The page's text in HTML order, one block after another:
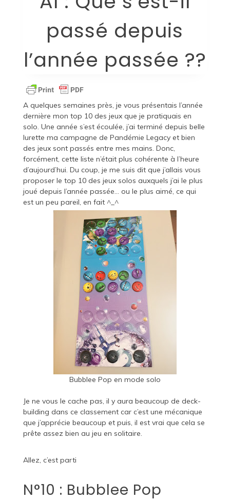
passé depuis
l’année passée ??
A quelques semaines près, je vous présentais l’année
dernière mon top 10 des jeuxque je pratiquais en
solo. Une année s’est écoulée, j’ai terminé depuis belle
lurette ma campagne de Pandémie Legacy et bien
des jeux sont passés entre mes mains. Donc,
forcément, cette liste n’était plus cohérente à l’heure
d’aujourd’hui. Du coup, je me suis dit que j’allais vous
proposer le top 10 des jeux solos auxquels j’ai le plus
joué depuis l’année passée… ou le plus aimé, ce qui
est un peu pareil, en fait ^_^
Bubblee Pop en mode solo
Je ne vous le cache pas, il y aura beaucoup de deck-
building dans ce classement car c’est une mécanique
que j’apprécie beaucoup et puis, il est vrai que cela se
prête assez bien au jeu en solitaire.
Allez, c’est parti
N°10 : Bubblee Pop